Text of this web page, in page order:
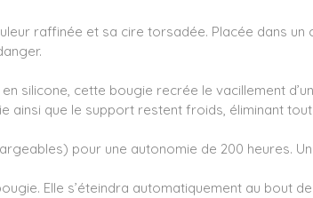
raffinée et sa cire torsadée. Placée dans
silicone, cette bougie recrée le vacillement
ainsi que le support restent froids, éliminant tout
pour une autonomie de 200 heures.
Elle s’éteindra automatiquement au bout